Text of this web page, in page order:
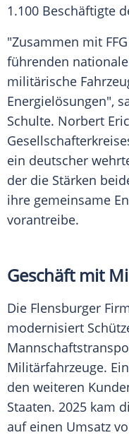
1.100 Beschäftigte
"Zusammen mit
führenden
militärische
Energielösungen",
Schulte. Norbert
ein deutscher
der die Stärken
ihre gemeinsame
vorantreibe.
Geschäft mit
Die Flensburger
modernisiert
Militärfahrzeuge.
den weiteren
Staaten. 2025 kam
auf einen Umsatz